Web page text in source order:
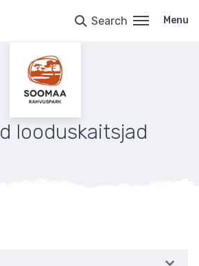
Search Menu
looduskaitsjad